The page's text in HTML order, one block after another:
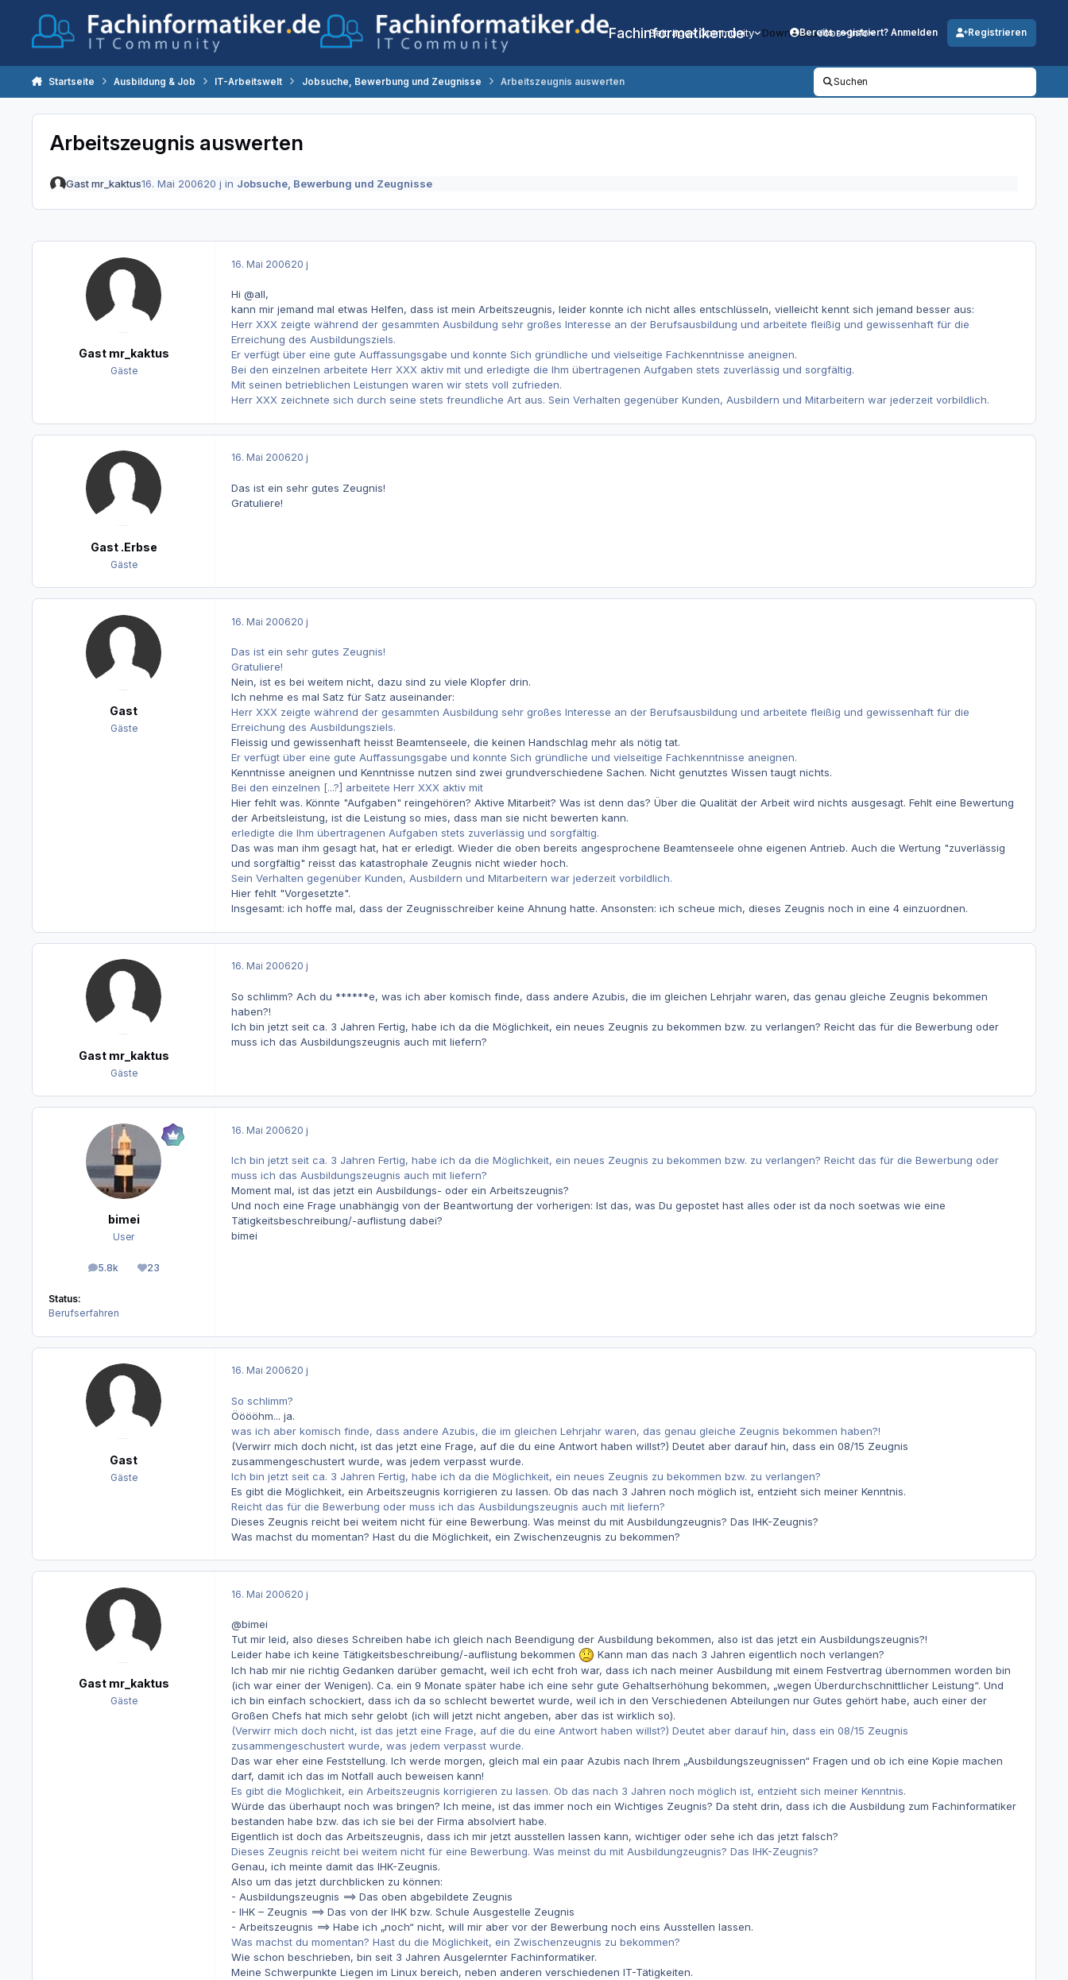
Fachinformatiker.de
Beiträge Community DownloadsJobs Info
Bereits registriert? Anmelden Registrieren
Startseite Ausbildung & Job IT-Arbeitswelt Jobsuche, Bewerbung und Zeugnisse Arbeitszeugnis auswerten Suchen
Arbeitszeugnis auswerten
Gast mr_kaktus16. Mai 200620 j in Jobsuche, Bewerbung und Zeugnisse
Gast mr_kaktus
Gäste
16. Mai 200620 j
Hi @all,
kann mir jemand mal etwas Helfen, dass ist mein Arbeitszeugnis, leider konnte ich nicht alles entschlüsseln, vielleicht kennt sich jemand besser aus:
Herr XXX zeigte während der gesammten Ausbildung sehr großes Interesse an der Berufsausbildung und arbeitete fleißig und gewissenhaft für die
Erreichung des Ausbildungsziels.
Er verfügt über eine gute Auffassungsgabe und konnte Sich gründliche und vielseitige Fachkenntnisse aneignen.
Bei den einzelnen arbeitete Herr XXX aktiv mit und erledigte die Ihm übertragenen Aufgaben stets zuverlässig und sorgfältig.
Mit seinen betrieblichen Leistungen waren wir stets voll zufrieden.
Herr XXX zeichnete sich durch seine stets freundliche Art aus. Sein Verhalten gegenüber Kunden, Ausbildern und Mitarbeitern war jederzeit vorbildlich.
Gast .Erbse
Gäste
16. Mai 200620 j
Das ist ein sehr gutes Zeugnis!
Gratuliere!
Gast
Gäste
16. Mai 200620 j
Das ist ein sehr gutes Zeugnis!
Gratuliere!
Nein, ist es bei weitem nicht, dazu sind zu viele Klopfer drin.
Ich nehme es mal Satz für Satz auseinander:
Herr XXX zeigte während der gesammten Ausbildung sehr großes Interesse an der Berufsausbildung und arbeitete fleißig und gewissenhaft für die
Erreichung des Ausbildungsziels.
Fleissig und gewissenhaft heisst Beamtenseele, die keinen Handschlag mehr als nötig tat.
Er verfügt über eine gute Auffassungsgabe und konnte Sich gründliche und vielseitige Fachkenntnisse aneignen.
Kenntnisse aneignen und Kenntnisse nutzen sind zwei grundverschiedene Sachen. Nicht genutztes Wissen taugt nichts.
Bei den einzelnen [...?] arbeitete Herr XXX aktiv mit
Hier fehlt was. Könnte "Aufgaben" reingehören? Aktive Mitarbeit? Was ist denn das? Über die Qualität der Arbeit wird nichts ausgesagt. Fehlt eine Bewertung
der Arbeitsleistung, ist die Leistung so mies, dass man sie nicht bewerten kann.
erledigte die Ihm übertragenen Aufgaben stets zuverlässig und sorgfältig.
Das was man ihm gesagt hat, hat er erledigt. Wieder die oben bereits angesprochene Beamtenseele ohne eigenen Antrieb. Auch die Wertung "zuverlässig
und sorgfältig" reisst das katastrophale Zeugnis nicht wieder hoch.
Sein Verhalten gegenüber Kunden, Ausbildern und Mitarbeitern war jederzeit vorbildlich.
Hier fehlt "Vorgesetzte".
Insgesamt: ich hoffe mal, dass der Zeugnisschreiber keine Ahnung hatte. Ansonsten: ich scheue mich, dieses Zeugnis noch in eine 4 einzuordnen.
Gast mr_kaktus
Gäste
16. Mai 200620 j
So schlimm? Ach du ******e, was ich aber komisch finde, dass andere Azubis, die im gleichen Lehrjahr waren, das genau gleiche Zeugnis bekommen
haben?!
Ich bin jetzt seit ca. 3 Jahren Fertig, habe ich da die Möglichkeit, ein neues Zeugnis zu bekommen bzw. zu verlangen? Reicht das für die Bewerbung oder
muss ich das Ausbildungszeugnis auch mit liefern?
bimei
User
5.8k
Beiträge 23
Reputation
Status:
Berufserfahren
16. Mai 200620 j
Ich bin jetzt seit ca. 3 Jahren Fertig, habe ich da die Möglichkeit, ein neues Zeugnis zu bekommen bzw. zu verlangen? Reicht das für die Bewerbung oder
muss ich das Ausbildungszeugnis auch mit liefern?
Moment mal, ist das jetzt ein Ausbildungs- oder ein Arbeitszeugnis?
Und noch eine Frage unabhängig von der Beantwortung der vorherigen: Ist das, was Du gepostet hast alles oder ist da noch soetwas wie eine
Tätigkeitsbeschreibung/-auflistung dabei?
bimei
Gast
Gäste
16. Mai 200620 j
So schlimm?
Ööööhm... ja.
was ich aber komisch finde, dass andere Azubis, die im gleichen Lehrjahr waren, das genau gleiche Zeugnis bekommen haben?!
(Verwirr mich doch nicht, ist das jetzt eine Frage, auf die du eine Antwort haben willst?) Deutet aber darauf hin, dass ein 08/15 Zeugnis
zusammengeschustert wurde, was jedem verpasst wurde.
Ich bin jetzt seit ca. 3 Jahren Fertig, habe ich da die Möglichkeit, ein neues Zeugnis zu bekommen bzw. zu verlangen?
Es gibt die Möglichkeit, ein Arbeitszeugnis korrigieren zu lassen. Ob das nach 3 Jahren noch möglich ist, entzieht sich meiner Kenntnis.
Reicht das für die Bewerbung oder muss ich das Ausbildungszeugnis auch mit liefern?
Dieses Zeugnis reicht bei weitem nicht für eine Bewerbung. Was meinst du mit Ausbildungzeugnis? Das IHK-Zeugnis?
Was machst du momentan? Hast du die Möglichkeit, ein Zwischenzeugnis zu bekommen?
Gast mr_kaktus
Gäste
16. Mai 200620 j
@bimei
Tut mir leid, also dieses Schreiben habe ich gleich nach Beendigung der Ausbildung bekommen, also ist das jetzt ein Ausbildungszeugnis?!
Leider habe ich keine Tätigkeitsbeschreibung/-auflistung bekommen
Kann man das nach 3 Jahren eigentlich noch verlangen?
Ich hab mir nie richtig Gedanken darüber gemacht, weil ich echt froh war, dass ich nach meiner Ausbildung mit einem Festvertrag übernommen worden bin
(ich war einer der Wenigen). Ca. ein 9 Monate später habe ich eine sehr gute Gehaltserhöhung bekommen, „wegen Überdurchschnittlicher Leistung“. Und
ich bin einfach schockiert, dass ich da so schlecht bewertet wurde, weil ich in den Verschiedenen Abteilungen nur Gutes gehört habe, auch einer der
Großen Chefs hat mich sehr gelobt (ich will jetzt nicht angeben, aber das ist wirklich so).
(Verwirr mich doch nicht, ist das jetzt eine Frage, auf die du eine Antwort haben willst?) Deutet aber darauf hin, dass ein 08/15 Zeugnis
zusammengeschustert wurde, was jedem verpasst wurde.
Das war eher eine Feststellung. Ich werde morgen, gleich mal ein paar Azubis nach Ihrem „Ausbildungszeugnissen“ Fragen und ob ich eine Kopie machen
darf, damit ich das im Notfall auch beweisen kann!
Es gibt die Möglichkeit, ein Arbeitszeugnis korrigieren zu lassen. Ob das nach 3 Jahren noch möglich ist, entzieht sich meiner Kenntnis.
Würde das überhaupt noch was bringen? Ich meine, ist das immer noch ein Wichtiges Zeugnis? Da steht drin, dass ich die Ausbildung zum Fachinformatiker
bestanden habe bzw. das ich sie bei der Firma absolviert habe.
Eigentlich ist doch das Arbeitszeugnis, dass ich mir jetzt ausstellen lassen kann, wichtiger oder sehe ich das jetzt falsch?
Dieses Zeugnis reicht bei weitem nicht für eine Bewerbung. Was meinst du mit Ausbildungzeugnis? Das IHK-Zeugnis?
Genau, ich meinte damit das IHK-Zeugnis.
Also um das jetzt durchblicken zu können:
- Ausbildungszeugnis ==> Das oben abgebildete Zeugnis
- IHK – Zeugnis ==> Das von der IHK bzw. Schule Ausgestelle Zeugnis
- Arbeitszeugnis ==> Habe ich „noch“ nicht, will mir aber vor der Bewerbung noch eins Ausstellen lassen.
Was machst du momentan? Hast du die Möglichkeit, ein Zwischenzeugnis zu bekommen?
Wie schon beschrieben, bin seit 3 Jahren Ausgelernter Fachinformatiker.
Meine Schwerpunkte Liegen im Linux bereich, neben anderen verschiedenen IT-Tätigkeiten.